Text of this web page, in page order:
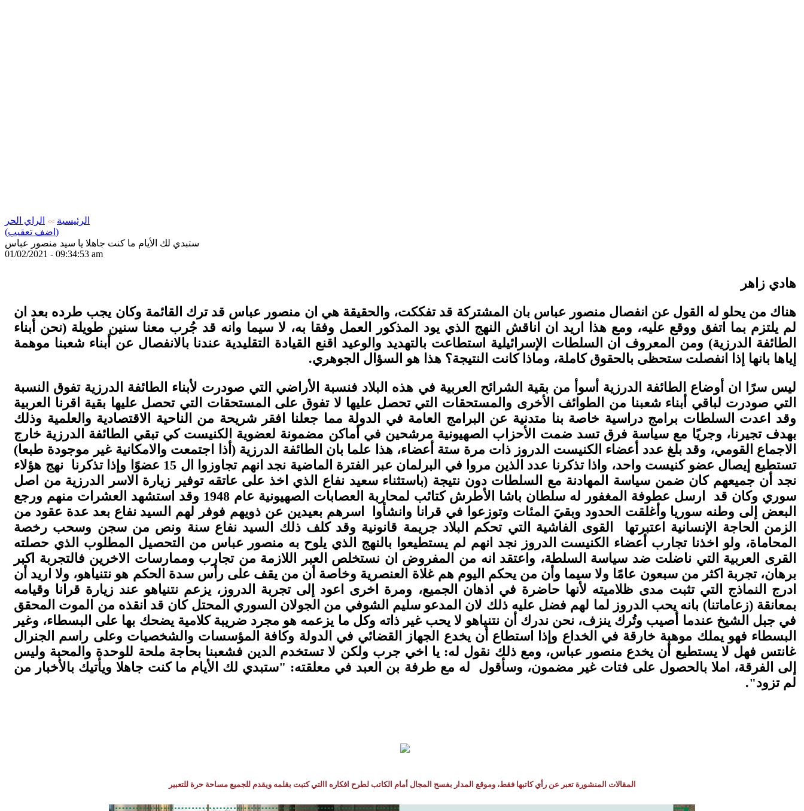
الرئيسية >>
الراي الحر
(اضف تعقيب)
ستبدي لك الأيام ما كنت جاهلا يا سيد منصور عباس
01/02/2021 - 09:34:53 am
هادي زاهر
هناك من يحلو له القول عن انفصال منصور عباس بان المشتركة قد تفككت، والحقيقة هي ان منصور عباس قد ترك القائمة وكان يجب طرده بعد ان
لم يلتزم بما اتفق ووقع عليه، ومع هذا اريد ان اناقش النهج الذي يود المذكور العمل وفقا به، لا سيما وانه قد جُرب معنا سنين طويلة (نحن أبناء
الطائفة الدرزية) ومن المعروف ان السلطات الإسرائيلية استطاعت بالتهديد والوعيد اقنع القيادة التقليدية عندنا بالانفصال عن أبناء شعبنا موهمة
إياها بانها إذا انفصلت ستحظى بالحقوق كاملة، وماذا كانت النتيجة؟ هذا هو السؤال الجوهري.
ليس سرًا ان أوضاع الطائفة الدرزية أسوأ من بقية الشرائح العربية في هذه البلاد فنسبة الأراضي التي صودرت لأبناء الطائفة الدرزية تفوق النسبة
التي صودرت لباقي أبناء شعبنا من الطوائف الأخرى والمستحقات التي تحصل عليها لا تفوق على المستحقات التي تحصل عليها بقية اقرنا العربية
وقد اعدت السلطات برامج دراسية خاصة بنا متدنية عن البرامج العامة في الدولة مما جعلنا افقر شريحة من الناحية الاقتصادية والعلمية وذلك
بهدف تجيرنا، وجريًا مع سياسة فرق تسد ضمت الأحزاب الصهيونية مرشحين في أماكن مضمونة لعضوية الكنيست كي تبقي الطائفة الدرزية خارج
الاجماع القومي، وقد بلغ عدد أعضاء الكنيست الدروز ذات مرة ستة أعضاء، هذا علما بان الطائفة الدرزية (أذا اجتمعت والامكانية غير موجودة طبعا)
تستطيع إيصال عضو كنيست واحد، واذا تذكرنا عدد الذين مروا في البرلمان عبر الفترة الماضية نجد انهم تجاوزوا ال 15 عضوًا وإذا تذكرنا نهج هؤلاء
نجد أن جميعهم كان ضمن سياسة المهادنة مع السلطات دون نتيجة (باستثناء سعيد نفاع الذي اخذ على عاتقه توفير زيارة الاسر الدرزية من اصل
سوري وكان قد ارسل عطوفة المغفور له سلطان باشا الأطرش كتائب لمحاربة العصابات الصهيونية عام 1948 وقد استشهد العشرات منهم ورجع
البعض إلى وطنه سوريا وأغلقت الحدود وبقيَ المئات وتوزعوا في قرانا وانشأوا اسرهم بعيدين عن ذويهم فوفر لهم السيد نفاع بعد عدة عقود من
الزمن الحاجة الإنسانية اعتبرتها القوى الفاشية التي تحكم البلاد جريمة قانونية وقد كلف ذلك السيد نفاع سنة ونص من سجن وسحب رخصة
المحاماة، ولو اخذنا تجارب أعضاء الكنيست الدروز نجد انهم لم يستطيعوا بالنهج الذي يلوح به منصور عباس من التحصيل المطلوب الذي حصلته
القرى العربية التي ناضلت ضد سياسة السلطة، واعتقد انه من المفروض ان نستخلص العبر اللازمة من تجارب وممارسات الاخرين فالتجربة اكبر
برهان، تجربة اكثر من سبعون عامًا ولا سيما وأن من يحكم اليوم هم غلاة العنصرية وخاصة أن من يقف على رأس سدة الحكم هو نتنياهو، ولا اريد أن
ادرج النماذج التي تثبت مدى ظلاميته لأنها حاضرة في اذهان الجميع، ومرة اخرى اعود إلى تجربة الدروز، يزعم نتنياهو عند زيارة قرانا وقيامه
بمعانقة (زعاماتنا) بانه يحب الدروز لما لهم فضل عليه ذلك لان المدعو سليم الشوفي من الجولان السوري المحتل كان قد انقذه من الموت المحقق
في جبل الشيخ عندما أصيب وتُرك ينزف، نحن ندرك أن نتنياهو لا يحب غير ذاته وكل ما يزعمه هو مجرد ضريبة كلامية يضحك بها على البسطاء، وغير
البسطاء فهو يملك موهبة خارقة في الخداع وإذا استطاع أن يخدع الجهاز القضائي في الدولة وكافة المؤسسات والشخصيات وعلى راسم الجنرال
غانتس فهل لا يستطيع أن يخدع منصور عباس، ومع ذلك نقول له: يا اخي جرب ولكن لا تستخدم الدين فشعبنا بحاجة ملحة للوحدة والمحبة وليس
إلى الفرقة، املا بالحصول على فتات غير مضمون، وسأقول له مع طرفة بن العبد في معلقته: "ستبدي لك الأيام ما كنت جاهلا ويأتيك بالأخبار من
لم تزود".
المقالات المنشورة تعبر عن رأي كاتبها فقط، وموقع المدار بفسح المجال أمام الكاتب لطرح افكاره االتي كتبت بقلمه ويقدم للجميع مساحة حرة للتعبير